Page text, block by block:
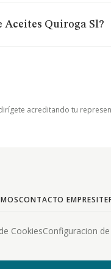
Aceites Quiroga Sl?
acreditando tu
CONTACTO EMPRESITE
CookiesConfiguracion